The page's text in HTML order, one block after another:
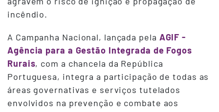
incêndio.
A Campanha Nacional, lançada pela AGIF -
Agência para a Gestão Integrada de Fogos
Rurais, com a chancela da República
Portuguesa, integra a participação de todas as
áreas governativas e serviços tutelados
envolvidos na prevenção e combate aos